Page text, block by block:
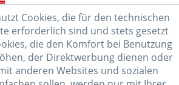
Cookies, die für den technischen
erforderlich sind und stets gesetzt
die den Komfort bei Benutzung
der Direktwerbung dienen oder
anderen Websites und sozialen